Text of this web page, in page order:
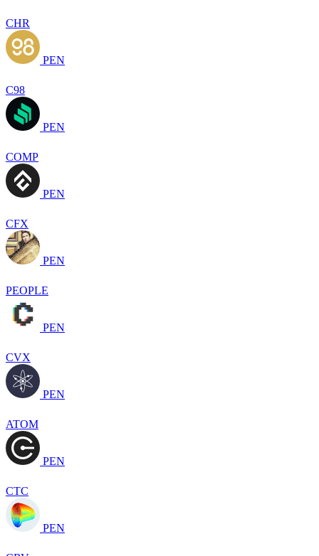
CHR
PEN
C98
PEN
COMP
PEN
CFX
PEN
PEOPLE
PEN
CVX
PEN
ATOM
PEN
CTC
PEN